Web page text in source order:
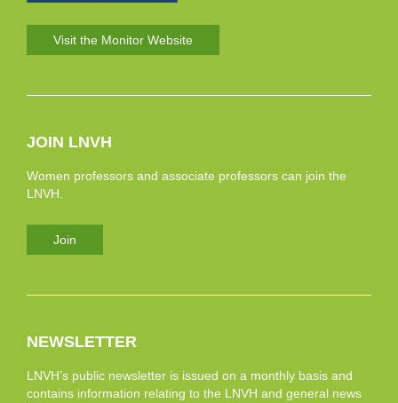
Visit the Monitor Website
JOIN LNVH
Women professors and associate professors can join the
LNVH.
Join
NEWSLETTER
LNVH’s public newsletter is issued on a monthly basis and
contains information relating to the LNVH and general news